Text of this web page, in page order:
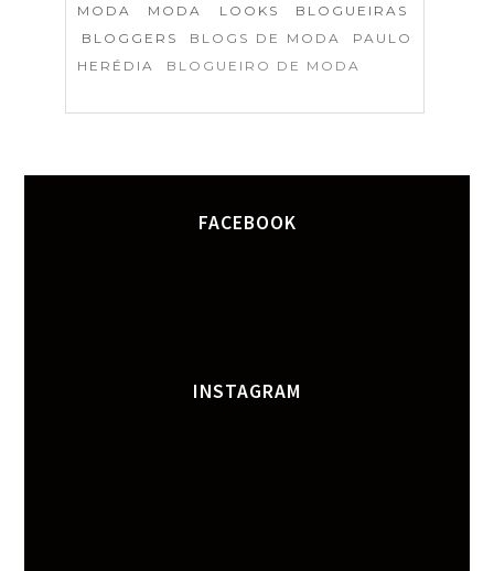
MODA
MODA LOOKS
BLOGUEIRAS
BLOGGERS
BLOGS DE MODA
PAULO
HERÉDIA
BLOGUEIRO DE MODA
FACEBOOK
INSTAGRAM